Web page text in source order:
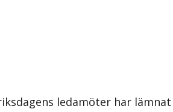
ledamöter har